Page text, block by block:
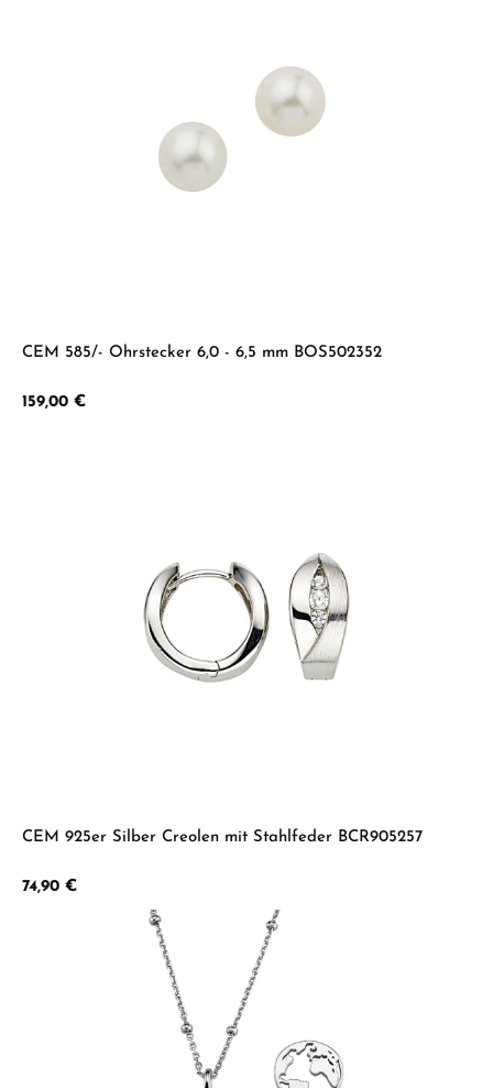
CEM 585/- Ohrstecker 6,0 - 6,5 mm BOS502352
Regulärer Preis:
159,00 €
CEM 925er Silber Creolen mit Stahlfeder BCR905257
Regulärer Preis:
74,90 €